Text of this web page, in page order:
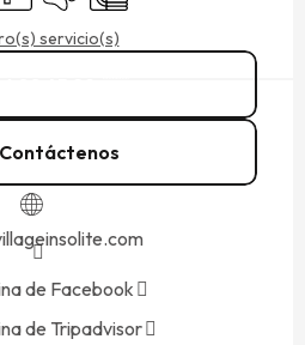
servicio(s)
Contáctenos
de Facebook
de Tripadvisor